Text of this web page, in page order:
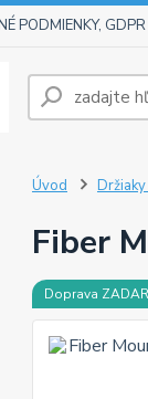
PODMIENKY, GDPR
Úvod
Fiber
Doprava